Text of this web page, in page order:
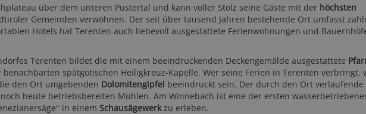
über dem unteren Pustertal und kann voller Stolz seine Gäste mit der höchsten
Gemeinden verwöhnen. Der seit über tausend Jahren bestehende Ort umfasst
Hotels hat Terenten auch liebevoll ausgestattete Ferienwohnungen und
Terenten bildet die mit einem beeindruckenden Deckengemälde ausgestattete
spätgotischen Heiligkreuz-Kapelle. Wer seine Ferien in Terenten verbringt,
den Ort umgebenden Dolomitengipfel beeindruckt sein. Der durch den Ort verlaufende
heute betriebsbereiten Mühlen. Am Winnebach ist eine der ersten
in einem Schausägewerkzu erleben.